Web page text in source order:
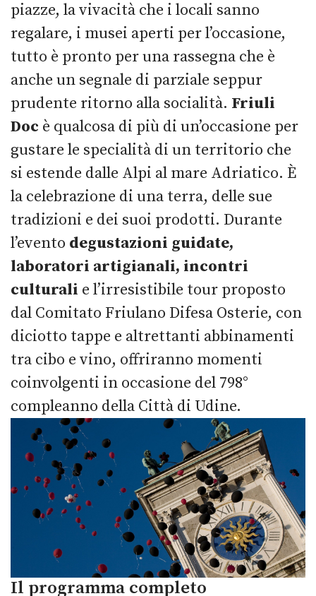
piazze, la vivacità che i locali sanno
regalare, i musei aperti per l’occasione,
tutto è pronto per una rassegna che è
anche un segnale di parziale seppur
prudente ritorno alla socialità. Friuli
Doc è qualcosa di più di un’occasione per
gustare le specialità di un territorio che
si estende dalle Alpi al mare Adriatico. È
la celebrazione di una terra, delle sue
tradizioni e dei suoi prodotti. Durante
l’evento degustazioni guidate,
laboratori artigianali, incontri
culturali e l’irresistibile tour proposto
dal Comitato Friulano Difesa Osterie, con
diciotto tappe e altrettanti abbinamenti
tra cibo e vino, offriranno momenti
coinvolgenti in occasione del 798°
compleanno della Città di Udine.
Il programma completo